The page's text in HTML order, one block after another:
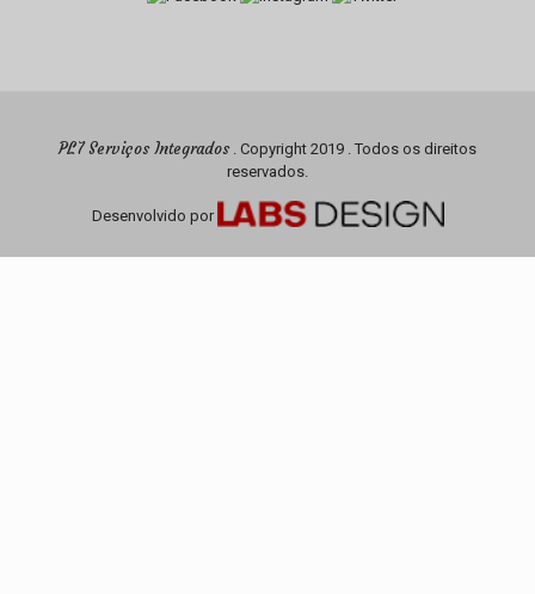
PL7 Serviços Integrados . Copyright 2019 . Todos os direitos
reservados.
Desenvolvido por